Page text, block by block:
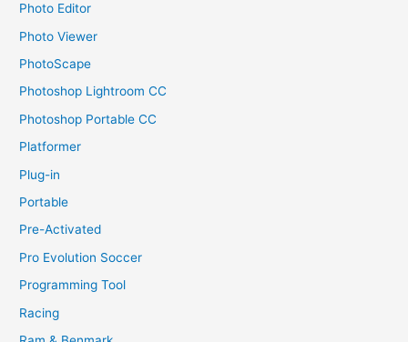
Photo Editor
Photo Viewer
PhotoScape
Photoshop Lightroom CC
Photoshop Portable CC
Platformer
Plug-in
Portable
Pre-Activated
Pro Evolution Soccer
Programming Tool
Racing